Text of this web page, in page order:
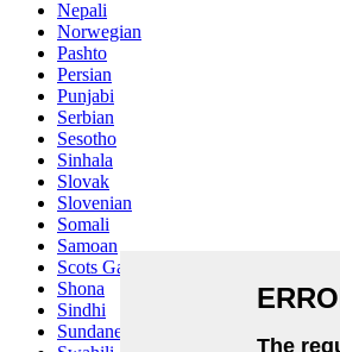
Nepali
Norwegian
Pashto
Persian
Punjabi
Serbian
Sesotho
Sinhala
Slovak
Slovenian
Somali
Samoan
Scots Gaelic
Shona
Sindhi
Sundanese